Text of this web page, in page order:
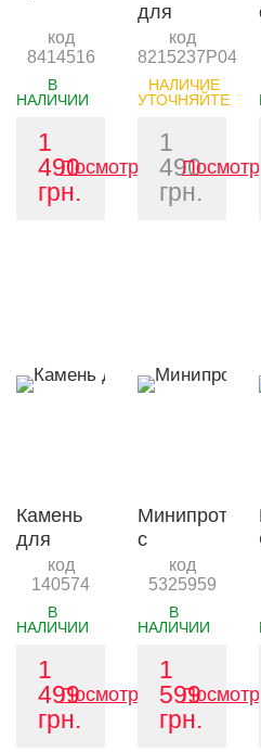
код
8414516
В
НАЛИЧИИ
1
490
грн.
Посмотреть
для
запекания
Oklahoma
Joe’s 30
см x 30.5
код
8215237P04
НАЛИЧИЕ
УТОЧНЯЙТЕ
1
490
грн.
Камень
для
пиццы
Char-Broil
код
140574
В
НАЛИЧИИ
1
499
грн.
Посмотреть
c
отверстиями
Char-Broil
GRILL+
код
5325959
В
НАЛИЧИИ
1
599
грн.